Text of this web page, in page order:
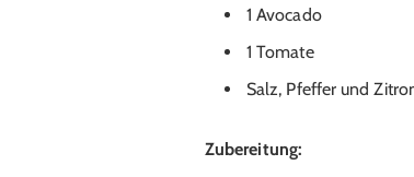
1 Avocado
1 Tomate
Salz, Pfeffer und
Zubereitung: